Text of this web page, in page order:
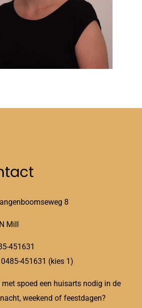
8
Mill
451631
451631 (kies 1)
met spoed een huisarts nodig in de
weekend of feestdagen?